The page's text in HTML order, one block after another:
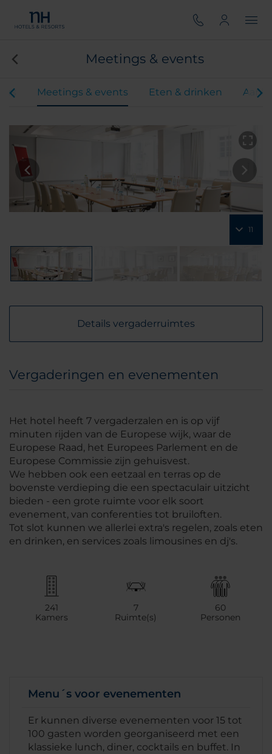
Meetings & events
Meetings & events Eten & drinken
11
Details vergaderruimtes
Vergaderingen en evenementen
Het hotel heeft 7 vergaderzalen en is op vijf
minuten rijden van de Europese wijk, waar de
Europese Raad, het Europees Parlement en de
Europese Commissie zijn gehuisvest.
We hebben ook een eetzaal en terras op de
bovenste verdieping die een spectaculair uitzicht
bieden - een grote ruimte voor elk soort
evenement, van conferenties tot bruiloften.
Tot slot kunnen we allerlei extra's regelen, zoals eten
en drinken, en services zoals limousines en dj's.
241
Kamers
7
Ruimte(s)
60
Personen
Menu´s voor evenementen
Er kunnen diverse evenementen voor 15 tot
100 gasten worden georganiseerd met een
klassieke lunch, diner, cocktails en buffet. In